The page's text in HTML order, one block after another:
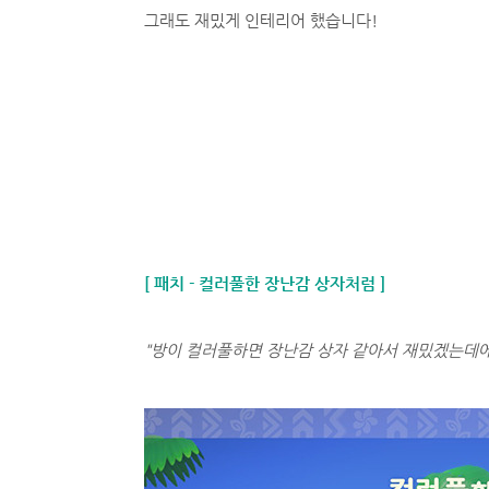
그래도 재밌게 인테리어 했습니다!
[ 패치 - 컬러풀한 장난감 상자처럼 ]
"방이 컬러풀하면 장난감 상자 같아서 재밌겠는데